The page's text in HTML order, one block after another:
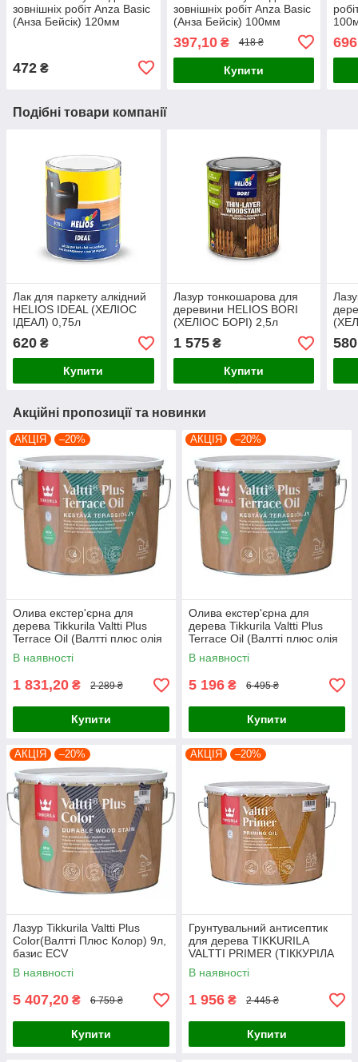
зовнішніх робіт Anza Basic
(Анза Бейсік) 120мм
472 ₴
зовнішніх робіт Anza Basic
(Анза Бейсік) 100мм
397,10₴ 418 ₴
Купити
Подібні товари компанії
Лак для паркету алкідний
HELIOS IDEAL (ХЕЛІОС
ІДЕАЛ) 0,75л
напівматовий
620 ₴
Купити
Лазур тонкошарова для
деревини HELIOS BORI
(ХЕЛІОС БОРІ) 2,5л
безколірна
1 575₴
Купити
580
Акційні пропозиції та новинки
АКЦІЯ –20%
Олива екстер'єрна для
дерева Tikkurila Valtti Plus
Terrace Oil (Валтті плюс олія
для деревини) 2,7л, базис ЕС
В наявності
1 831,20 ₴ 2 289 ₴
Купити
АКЦІЯ –20%
Олива екстер'єрна для
дерева Tikkurila Valtti Plus
Terrace Oil (Валтті плюс олія
для деревини) 9л, базис ЕС
В наявності
5 196 ₴ 6 495 ₴
Купити
АКЦІЯ –20%
Лазур Tikkurila Valtti Plus
Color(Валтті Плюс Колор) 9л,
базис ЕСV
В наявності
5 407,20 ₴ 6 759 ₴
Купити
АКЦІЯ –20%
Грунтувальний антисептик
для дерева TIKKURILA
VALTTI PRIMER (ТІККУРІЛА
ВАЛТТІ ПРАЙМЕР) 2.7 л
В наявності
1 956 ₴ 2 445 ₴
Купити